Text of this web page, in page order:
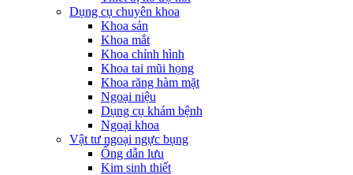
Dụng cụ chuyên khoa
Khoa sản
Khoa mắt
Khoa chỉnh hình
Khoa tai mũi họng
Khoa răng hàm mặt
Ngoại niệu
Dụng cụ khám bệnh
Ngoại khoa
Vật tư ngoại ngực bụng
Ống dẫn lưu
Kim sinh thiết